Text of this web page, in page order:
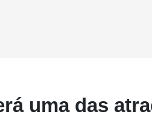
uma das